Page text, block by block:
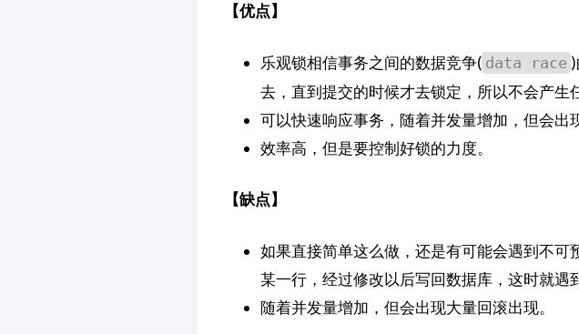
【优点】
乐观锁相信事务之间的数据竞争( data race
去，直到提交的时候才去锁定，所以不会产生
可以快速响应事务，随着并发量增加，但会出
效率高，但是要控制好锁的力度。
【缺点】
如果直接简单这么做，还是有可能会遇到不
某一行，经过修改以后写回数据库，这时就遇
随着并发量增加，但会出现大量回滚出现。